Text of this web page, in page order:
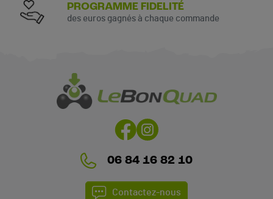
PROGRAMME FIDELITÉ
des euros gagnés à chaque commande
06 84 16 82 10
Contactez-nous